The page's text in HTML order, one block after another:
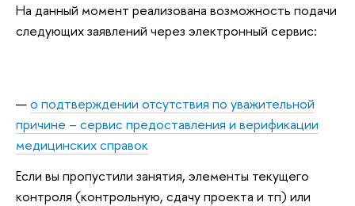
На данный момент реализована возможность подачи
следующих заявлений через электронный сервис:
о подтверждении отсутствия по уважительной
причине – сервис предоставления и верификации
медицинских справок
Если вы пропустили занятия, элементы текущего
контроля (контрольную, сдачу проекта и тп) или